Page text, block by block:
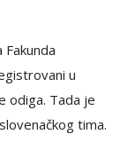
u
odiga. Tada je
tima.